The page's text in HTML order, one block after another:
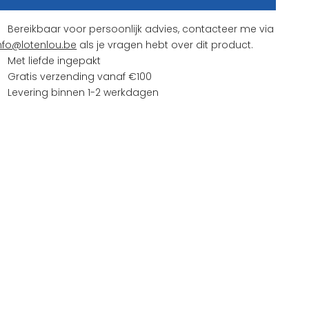
Bereikbaar voor persoonlijk advies, contacteer me via
als je vragen hebt over dit product.
Met liefde ingepakt
Gratis verzending vanaf €100
Levering binnen 1-2 werkdagen